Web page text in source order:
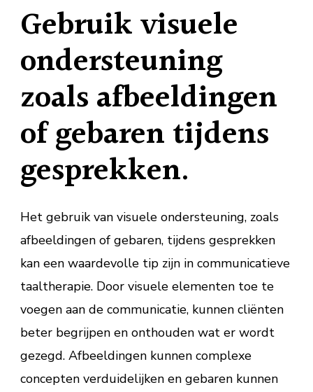
Gebruik visuele
ondersteuning
zoals afbeeldingen
of gebaren tijdens
gesprekken.
Het gebruik van visuele ondersteuning, zoals
afbeeldingen of gebaren, tijdens gesprekken
kan een waardevolle tip zijn in communicatieve
taaltherapie. Door visuele elementen toe te
voegen aan de communicatie, kunnen cliënten
beter begrijpen en onthouden wat er wordt
gezegd. Afbeeldingen kunnen complexe
concepten verduidelijken en gebaren kunnen